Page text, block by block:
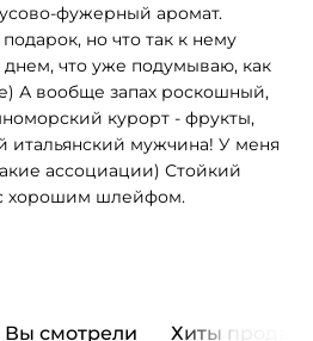
фужерный аромат.
но что так к нему
что уже подумываю, как
А вообще запах роскошный,
курорт - фрукты,
итальянский мужчина! У меня
ассоциации) Стойкий
хорошим шлейфом.
Вы смотрели Хиты продаж